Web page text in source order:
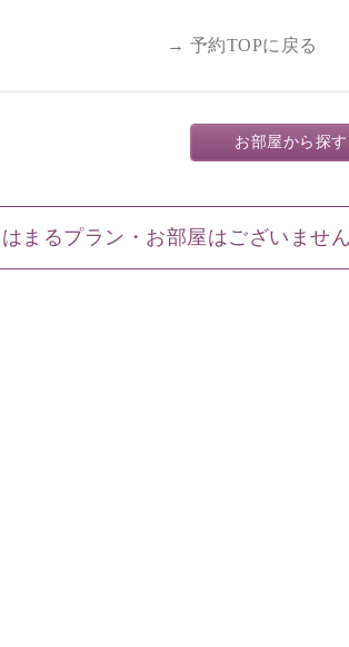
→ 予約TOPに戻る
お部屋から探す
まるプラン・お部屋はございません